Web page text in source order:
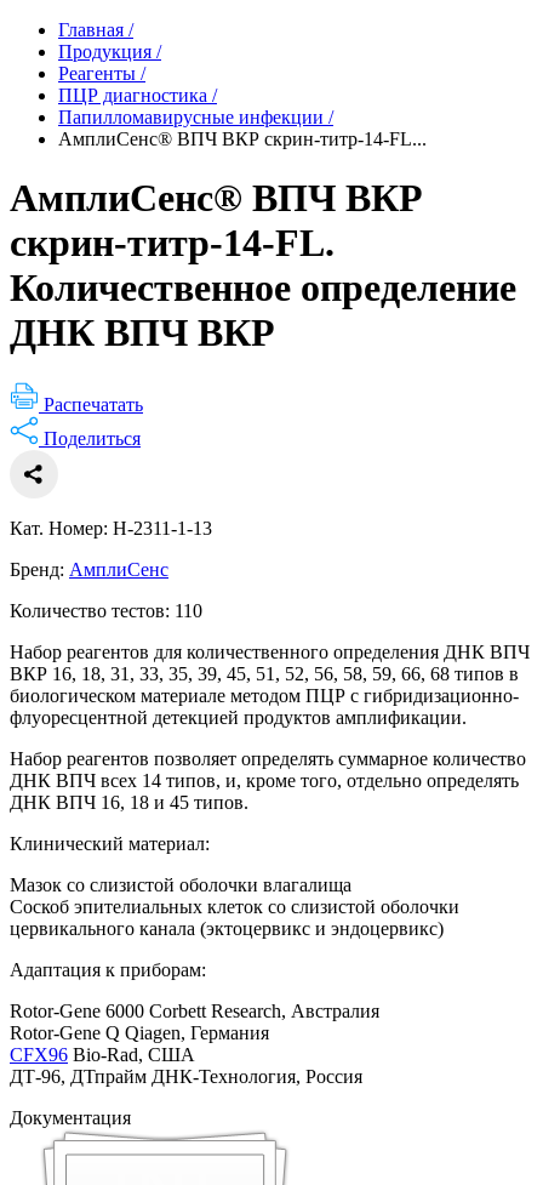
Главная /
Продукция /
Реагенты /
ПЦР диагностика /
Папилломавирусные инфекции /
АмплиСенс® ВПЧ ВКР скрин-титр-14-FL...
АмплиСенс® ВПЧ ВКР
скрин-титр-14-FL.
Количественное определение
ДНК ВПЧ ВКР
Распечатать
Поделиться
Кат. Номер: H-2311-1-13
Бренд: АмплиСенс
Количество тестов: 110
Набор реагентов для количественного определения ДНК ВПЧ
ВКР 16, 18, 31, 33, 35, 39, 45, 51, 52, 56, 58, 59, 66, 68 типов в
биологическом материале методом ПЦР с гибридизационно-
флуоресцентной детекцией продуктов амплификации.
Набор реагентов позволяет определять суммарное количество
ДНК ВПЧ всех 14 типов, и, кроме того, отдельно определять
ДНК ВПЧ 16, 18 и 45 типов.
Клинический материал:
Мазок со слизистой оболочки влагалища
Соскоб эпителиальных клеток со слизистой оболочки
цервикального канала (эктоцервикс и эндоцервикс)
Адаптация к приборам:
Rotor-Gene 6000 Corbett Research, Австралия
Rotor-Gene Q Qiagen, Германия
СFX96 Bio-Rad, США
ДТ-96, ДТпрайм ДНК-Технология, Россия
Документация